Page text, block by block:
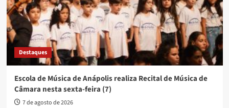
Destaques
Escola de Música de Anápolis realiza Recital de Música de
Câmara nesta sexta-feira (7)
7 de agosto de 2026